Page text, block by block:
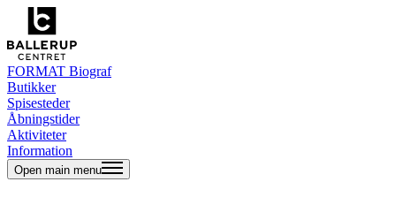
FORMAT Biograf
Butikker
Spisesteder
Åbningstider
Aktiviteter
Information
Open main menu